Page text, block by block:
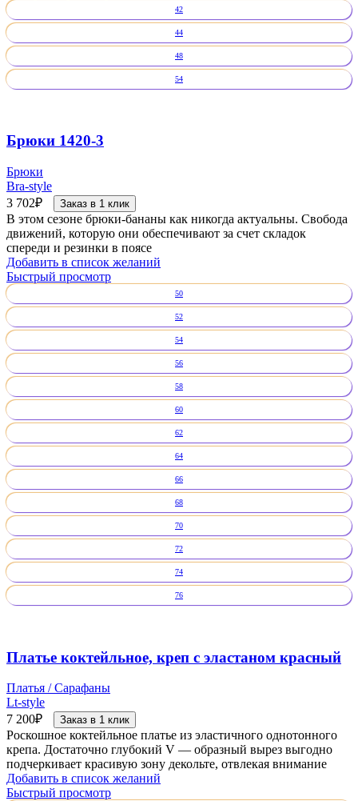
42
44
48
54
Брюки 1420-3
Брюки
Bra-style
3 702₽ Заказ в 1 клик
В этом сезоне брюки-бананы как никогда актуальны. Свобода
движений, которую они обеспечивают за счет складок
спереди и резинки в поясе
Добавить в список желаний
Быстрый просмотр
50
52
54
56
58
60
62
64
66
68
70
72
74
76
Платье коктейльное, креп с эластаном красный
Платья / Сарафаны
Lt-style
7 200₽ Заказ в 1 клик
Роскошное коктейльное платье из эластичного однотонного
крепа. Достаточно глубокий V — образный вырез выгодно
подчеркивает красивую зону декольте, отвлекая внимание
Добавить в список желаний
Быстрый просмотр